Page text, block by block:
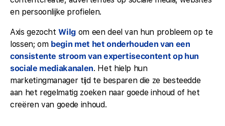
en persoonlijke profielen.
Axis gezochtWilg om een deel van hun probleem op te
lossen; om begin met het onderhouden van een
consistente stroom van expertisecontent op hun
sociale mediakanalen. Het hielp hun
marketingmanager tijd te besparen die ze besteedde
aan het regelmatig zoeken naar goede inhoud of het
creëren van goede inhoud.